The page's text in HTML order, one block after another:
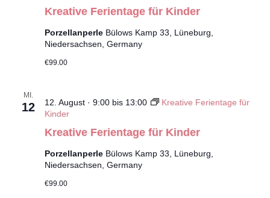
Kreative Ferientage für Kinder
Porzellanperle Bülows Kamp 33, Lüneburg,
Niedersachsen, Germany
€99.00
MI.
12
Kreative Ferientage für Kinder
12. August · 9:00bis 13:00
Kreative Ferientage für
Kinder
Porzellanperle Bülows Kamp 33, Lüneburg,
Niedersachsen, Germany
€99.00